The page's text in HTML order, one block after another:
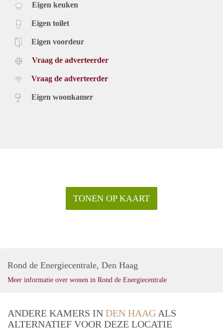
Eigen keuken
Eigen toilet
Eigen voordeur
Vraag de adverteerder
Vraag de adverteerder
Eigen woonkamer
TONEN OP KAART
Rond de Energiecentrale, Den Haag
Meer informatie over wonen in Rond de Energiecentrale
ANDERE KAMERS IN DEN HAAG ALS
ALTERNATIEF VOOR DEZE LOCATIE